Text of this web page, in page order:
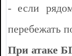
- если
перебежать
При атаке